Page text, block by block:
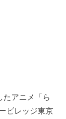
たアニメ「ら
ビレッジ東京